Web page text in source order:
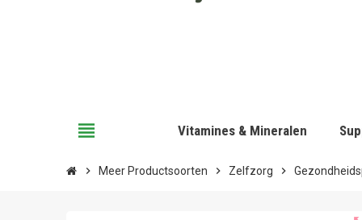
view_headline Vitamines & Mineralen
chevron_right Meer Productsoorten chevron_right Zelfzorg chevron_right